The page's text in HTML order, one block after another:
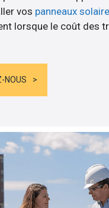
vos panneaux
lorsque le coût des
NOUS